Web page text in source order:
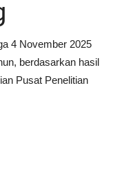
4 November 2025
berdasarkan hasil
Pusat Penelitian